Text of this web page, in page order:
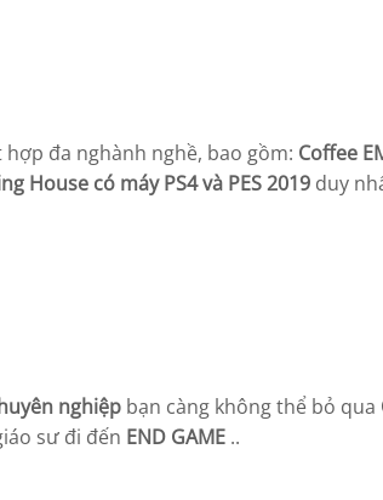
đa nghành nghề, bao gồm: Coffee
House có máy PS4 và PES 2019 duy
nghiệp bạn càng không thể bỏ qua
sư đi đến END GAME ..